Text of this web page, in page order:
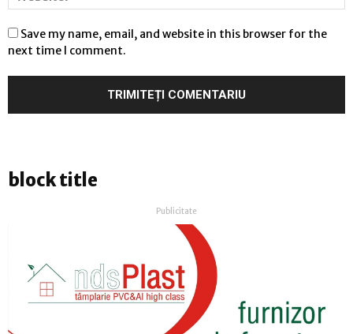
Save my name, email, and website in this browser for the
next time I comment.
block title
Publicitate